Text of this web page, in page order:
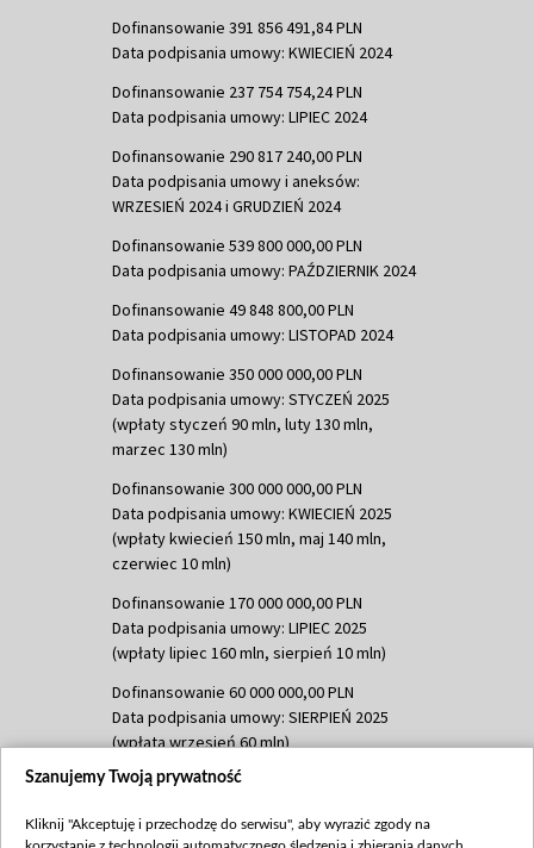
Dofinansowanie 391 856 491,84 PLN
Data podpisania umowy: KWIECIEŃ 2024
Dofinansowanie 237 754 754,24 PLN
Data podpisania umowy: LIPIEC 2024
Dofinansowanie 290 817 240,00 PLN
Data podpisania umowy i aneksów:
WRZESIEŃ 2024 i GRUDZIEŃ 2024
Dofinansowanie 539 800 000,00 PLN
Data podpisania umowy: PAŹDZIERNIK 2024
Dofinansowanie 49 848 800,00 PLN
Data podpisania umowy: LISTOPAD 2024
Dofinansowanie 350 000 000,00 PLN
Data podpisania umowy: STYCZEŃ 2025
(wpłaty styczeń 90 mln, luty 130 mln,
marzec 130 mln)
Dofinansowanie 300 000 000,00 PLN
Data podpisania umowy: KWIECIEŃ 2025
(wpłaty kwiecień 150 mln, maj 140 mln,
czerwiec 10 mln)
Dofinansowanie 170 000 000,00 PLN
Data podpisania umowy: LIPIEC 2025
(wpłaty lipiec 160 mln, sierpień 10 mln)
Dofinansowanie 60 000 000,00 PLN
Data podpisania umowy: SIERPIEŃ 2025
(wpłata wrzesień 60 mln)
Dofinansowanie 635 783 051,21 PLN
(wpłata wrzesień 100 mln, październik 350
Szanujemy Twoją prywatność
Kliknij "Akceptuję i przechodzę do serwisu", aby wyrazić zgody na